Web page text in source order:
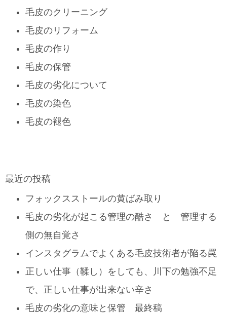
毛皮のクリーニング
毛皮のリフォーム
毛皮の作り
毛皮の保管
毛皮の劣化について
毛皮の染色
毛皮の褪色
最近の投稿
フォックスストールの黄ばみ取り
毛皮の劣化が起こる管理の酷さ と 管理する
側の無自覚さ
インスタグラムでよくある毛皮技術者が陥る罠
正しい仕事（鞣し）をしても、川下の勉強不足
で、正しい仕事が出来ない辛さ
毛皮の劣化の意味と保管 最終稿